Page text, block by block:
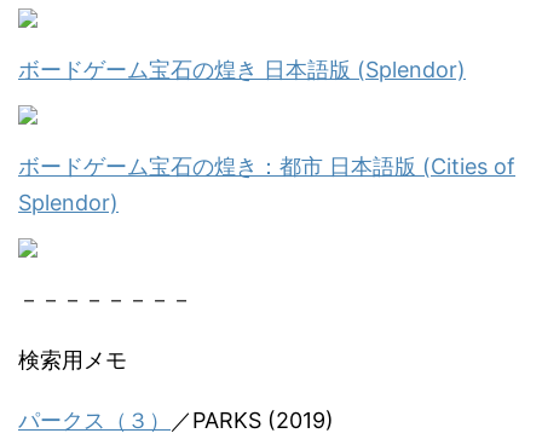
ボードゲーム宝石の煌き 日本語版 (Splendor)
ボードゲーム宝石の煌き：都市 日本語版 (Cities of
Splendor)
－－－－－－－－
検索用メモ
パークス（３） ／PARKS (2019)